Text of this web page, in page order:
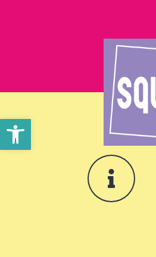
Werkzeugleiste öffnen